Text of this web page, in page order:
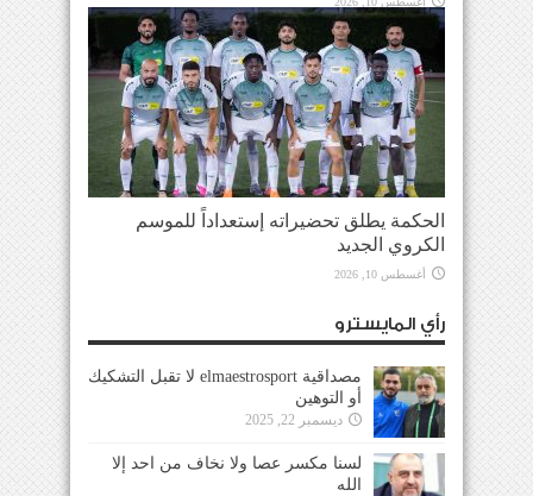
الحكمة يطلق تحضيراته إستعداداً للموسم
الكروي الجديد
أغسطس 10, 2026
رأي المايسترو
مصداقية elmaestrosport لا تقبل التشكيك
أو التوهين
ديسمبر 22, 2025
لسنا مكسر عصا ولا نخاف من احد إلا
الله